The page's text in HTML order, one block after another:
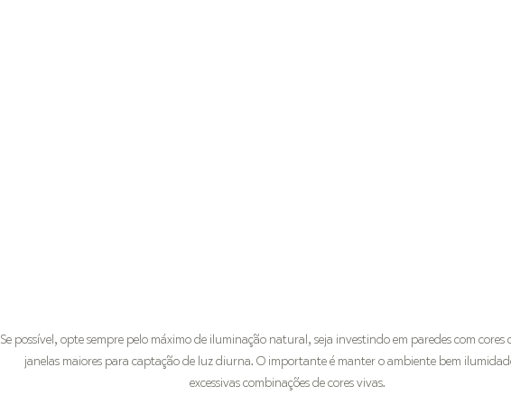
Se possível, opte sempre pelo máximo de iluminação natural, seja investindo em paredes com cores
janelas maiores para captação de luz diurna. O importante é manter o ambiente bem
excessivas combinações de cores vivas.